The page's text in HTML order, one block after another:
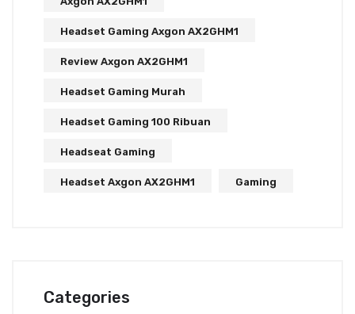
Headset Gaming Axgon AX2GHM1
Review Axgon AX2GHM1
Headset Gaming Murah
Headset Gaming 100 Ribuan
Headseat Gaming
Headset Axgon AX2GHM1 Gaming
Categories